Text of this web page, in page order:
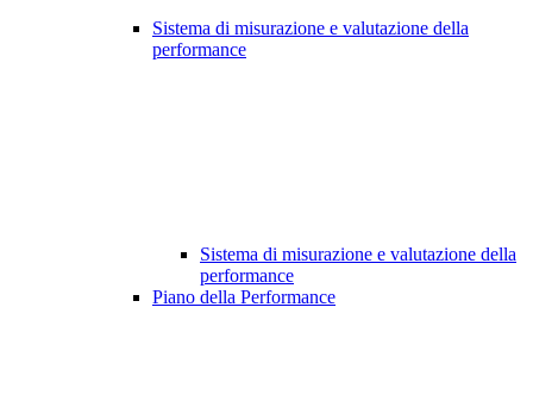
Sistema di misurazione e valutazione della
performance
Sistema di misurazione e valutazione della
performance
Piano della Performance